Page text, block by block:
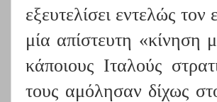
εξευτελίσει εντελώς
μία απίστευτη «κίνηση
κάποιους Ιταλούς
τους αμόλησαν δίχως